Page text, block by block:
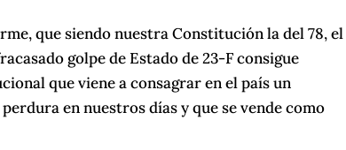
que siendo nuestra Constitución la del 78, el
golpe de Estado de 23-F consigue
que viene a consagrar en el país un
en nuestros días y que se vende como